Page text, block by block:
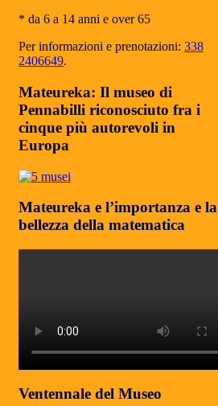
* da 6 a 14 anni e over 65
Per informazioni e prenotazioni: 338
2406649.
Mateureka: Il museo di
Pennabilli riconosciuto fra i
cinque più autorevoli in
Europa
Mateureka e l’importanza e la
bellezza della matematica
Ventennale del Museo